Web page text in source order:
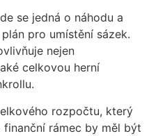
se jedná o náhodu a
pro umístění sázek.
nejen
celkovou herní
rozpočtu, který
rámec by měl být